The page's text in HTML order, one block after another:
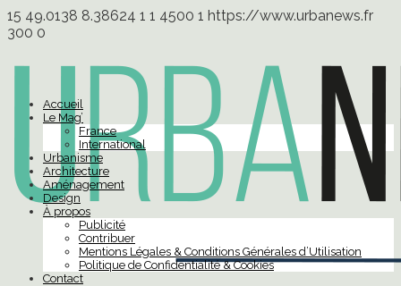
15 49.0138 8.38624 1 1 4500 1 https://www.urbanews.fr
300 0
Accueil
Le Mag’
France
International
Urbanisme
Architecture
Aménagement
Design
À propos
Publicité
Contribuer
Mentions Légales & Conditions Générales d’Utilisation
Politique de Confidentialité & Cookies
Contact